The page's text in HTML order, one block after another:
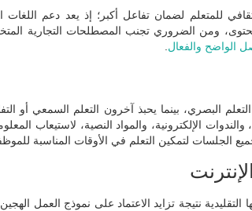
للمتعلم لضمان تفاعل أكبر؛ إذ يعد دعم اللغات
ومن الضروري تجنب المصطلحات التجارية
الواضح والفعال
البصري، بينما يحبذ آخرون التعلم السمعي أو
الإلكترونية، والمواد النصية، لاستيعاب
الجلسات لتمكين التعلم في الأوقات المناسبة